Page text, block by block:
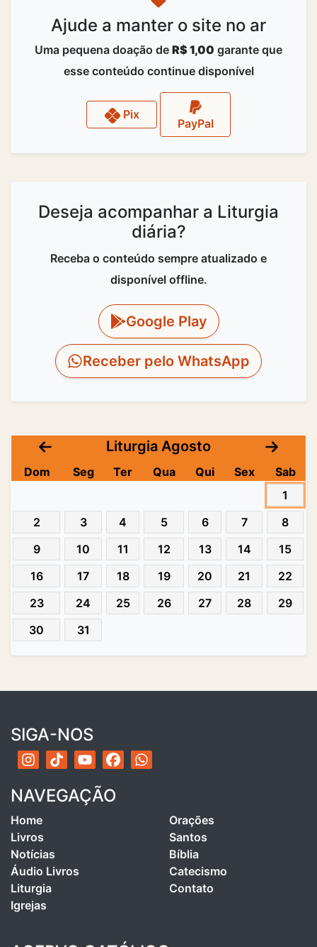
Ajude a manter o site no ar
Uma pequena doação de R$ 1,00 garante que
esse conteúdo continue disponível
Pix
PayPal
Deseja acompanhar a Liturgia
diária?
Receba o conteúdo sempre atualizado e
disponível offline.
Google Play
Receber pelo WhatsApp
Liturgia Agosto
Dom Seg Ter Qua Qui Sex
Sab
1
2
3 4 5 6 7
8
9
10 11 12 13 14
15
16
17 18 19 20 21
22
23
24 25 26 27 28
29
30
31
SIGA-NOS
NAVEGAÇÃO
Home
Livros
Notícias
Áudio Livros
Liturgia
Igrejas
Orações
Santos
Bíblia
Catecismo
Contato